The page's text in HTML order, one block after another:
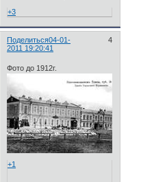
+3
Поделиться 4
04-01-
2011 19:20:41
Фото до 1912г.
+1